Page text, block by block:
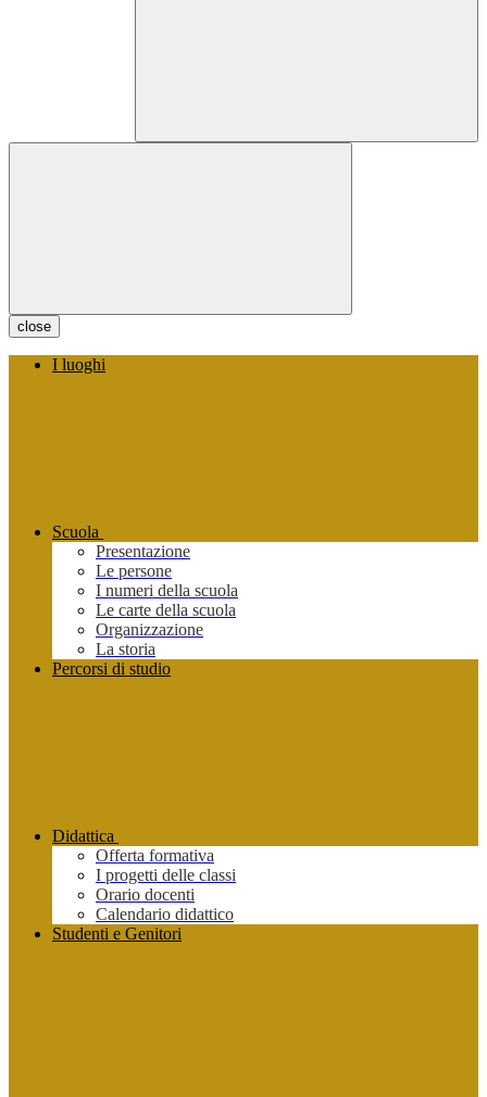
close
I luoghi
Scuola
Presentazione
Le persone
I numeri della scuola
Le carte della scuola
Organizzazione
La storia
Percorsi di studio
Didattica
Offerta formativa
I progetti delle classi
Orario docenti
Calendario didattico
Studenti e Genitori